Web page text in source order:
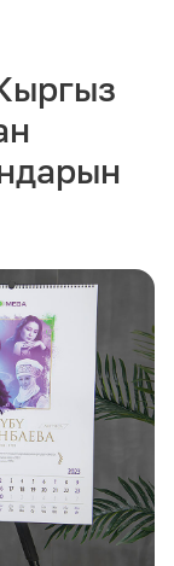
Роуминг
Соц. тармактар